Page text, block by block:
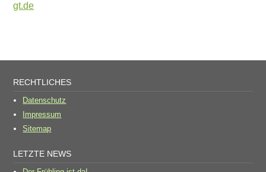
gt.de
RECHTLICHES
Datenschutz
Impressum
Sitemap
LETZTE NEWS